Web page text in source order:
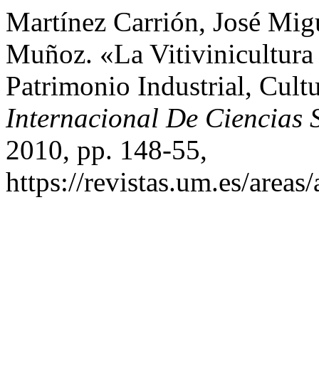
Martínez Carrión, José
Muñoz. «La
Patrimonio Industrial,
Internacional De Ciencias
2010, pp. 148-55,
https://revistas.um.es/